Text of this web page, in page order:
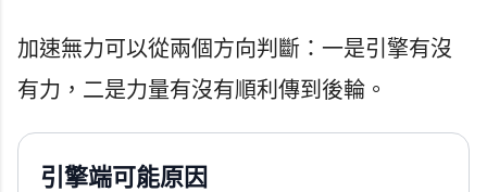
加速無力可以從兩個方向判斷：一是引擎有沒
有力，二是力量有沒有順利傳到後輪。
引擎端可能原因